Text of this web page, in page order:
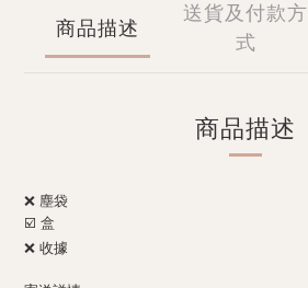
商品描述
送貨及付款方
式
商品描述
❌ 塵袋
☑️ 盒
❌ 收據